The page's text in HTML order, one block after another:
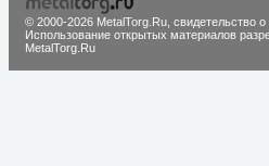
© 2000-2026 MetalTorg.Ru, cвидетельство
Использование открытых материалов
MetalTorg.Ru